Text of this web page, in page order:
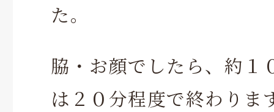
た。
脇・お顔でしたら、約１
は２０分程度で終わりま